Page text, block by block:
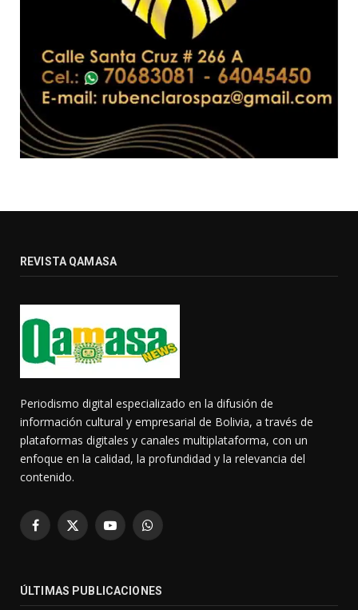
REVISTA QAMASA
Periodismo digital especializado en la difusión de
información cultural y empresarial de Bolivia, a través de
plataformas digitales y canales multiplataforma, con un
enfoque en la calidad, la profundidad y la relevancia del
contenido.
Facebook
X
YouTubeWhatsApp
ÚLTIMAS PUBLICACIONES